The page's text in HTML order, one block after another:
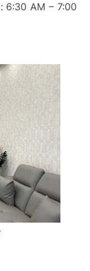
6:30 AM – 7:00